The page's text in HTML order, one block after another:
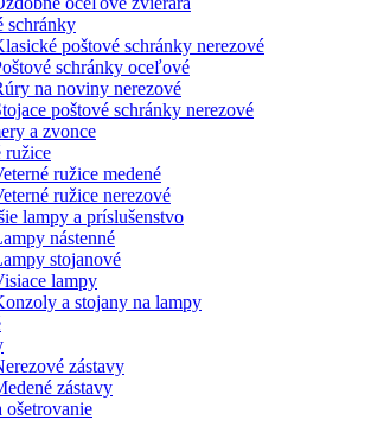
schránky
poštové schránky nerezové
schránky oceľové
na noviny nerezové
poštové schránky nerezové
a zvonce
ružice
ružice medené
ružice nerezové
lampy a príslušenstvo
nástenné
stojanové
lampy
a stojany na lampy
zástavy
zástavy
ošetrovanie